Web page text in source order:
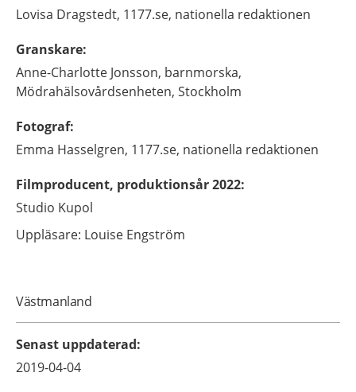
Lovisa Dragstedt, 1177.se, nationella redaktionen
Granskare:
Anne-Charlotte Jonsson, barnmorska,
Mödrahälsovårdsenheten, Stockholm
Fotograf:
Emma Hasselgren, 1177.se, nationella redaktionen
Filmproducent, produktionsår 2022:
Studio Kupol
Uppläsare: Louise Engström
Västmanland
Senast uppdaterad:
2019-04-04